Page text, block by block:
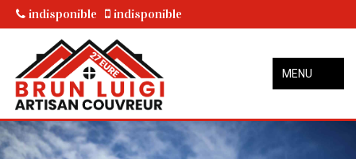
indisponible indisponible
MENU